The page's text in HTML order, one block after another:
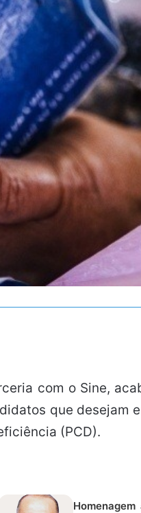
com o Sine,
que desejam
(PCD).